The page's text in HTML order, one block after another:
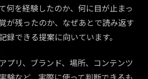
何を経験したのか、何に目が止まっ
が残ったのか、なぜあとで読み返す
録できる提案に向いています。
プリ、ブランド、場所、コンテンツ